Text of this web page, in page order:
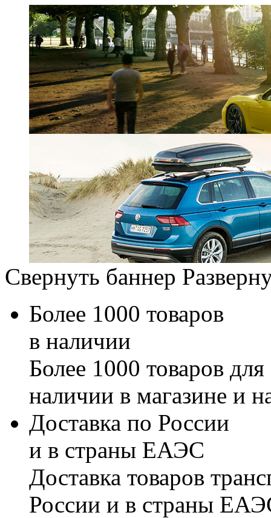
Свернуть баннер
Более 1000 товаров
в наличии
Более 1000 товаров
наличии в магазине и
Доставка по России
и в страны ЕАЭС
Доставка товаров
России и в страны